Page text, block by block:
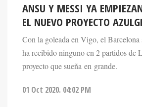
ANSU Y MESSI YA
EL NUEVO PROYECTO
Con la goleada en Vigo, el Barcelona
ha recibido ninguno en 2 partidos de
proyecto que sueña en grande.
01 Oct 2020. 04:02 PM